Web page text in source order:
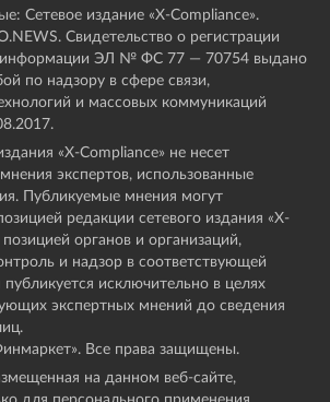
Сетевое издание «Х-Compliance».
Свидетельство о регистрации
информации ЭЛ № ФС 77 — 70754 выдано
по надзору в сфере связи,
и массовых коммуникаций
«X-Compliance» не несет
экспертов, использованные
Публикуемые мнения могут
редакции сетевого издания «X-
органов и организаций,
и надзор в соответствующей
исключительно в целях
экспертных мнений до сведения
Все права защищены.
на данном веб-сайте,